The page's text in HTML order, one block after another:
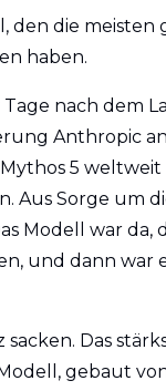
den die meisten
haben.
Tage nach dem
Anthropic
5 weltweit
Aus Sorge um
Modell war da,
und dann war
sacken. Das
gebaut